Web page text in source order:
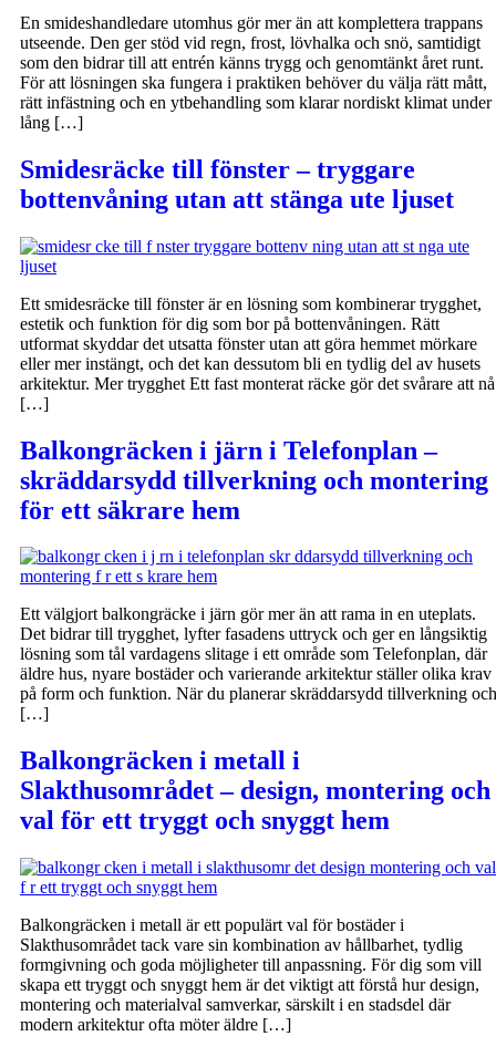
En smideshandledare utomhus gör mer än att komplettera trappans
utseende. Den ger stöd vid regn, frost, lövhalka och snö, samtidigt
som den bidrar till att entrén känns trygg och genomtänkt året runt.
För att lösningen ska fungera i praktiken behöver du välja rätt mått,
rätt infästning och en ytbehandling som klarar nordiskt klimat under
lång […]
Smidesräcke till fönster – tryggare
bottenvåning utan att stänga ute ljuset
Ett smidesräcke till fönster är en lösning som kombinerar trygghet,
estetik och funktion för dig som bor på bottenvåningen. Rätt
utformat skyddar det utsatta fönster utan att göra hemmet mörkare
eller mer instängt, och det kan dessutom bli en tydlig del av husets
arkitektur. Mer trygghet Ett fast monterat räcke gör det svårare att nå
[…]
Balkongräcken i järn i Telefonplan –
skräddarsydd tillverkning och montering
för ett säkrare hem
Ett välgjort balkongräcke i järn gör mer än att rama in en uteplats.
Det bidrar till trygghet, lyfter fasadens uttryck och ger en långsiktig
lösning som tål vardagens slitage i ett område som Telefonplan, där
äldre hus, nyare bostäder och varierande arkitektur ställer olika krav
på form och funktion. När du planerar skräddarsydd tillverkning och
[…]
Balkongräcken i metall i
Slakthusområdet – design, montering och
val för ett tryggt och snyggt hem
Balkongräcken i metall är ett populärt val för bostäder i
Slakthusområdet tack vare sin kombination av hållbarhet, tydlig
formgivning och goda möjligheter till anpassning. För dig som vill
skapa ett tryggt och snyggt hem är det viktigt att förstå hur design,
montering och materialval samverkar, särskilt i en stadsdel där
modern arkitektur ofta möter äldre […]